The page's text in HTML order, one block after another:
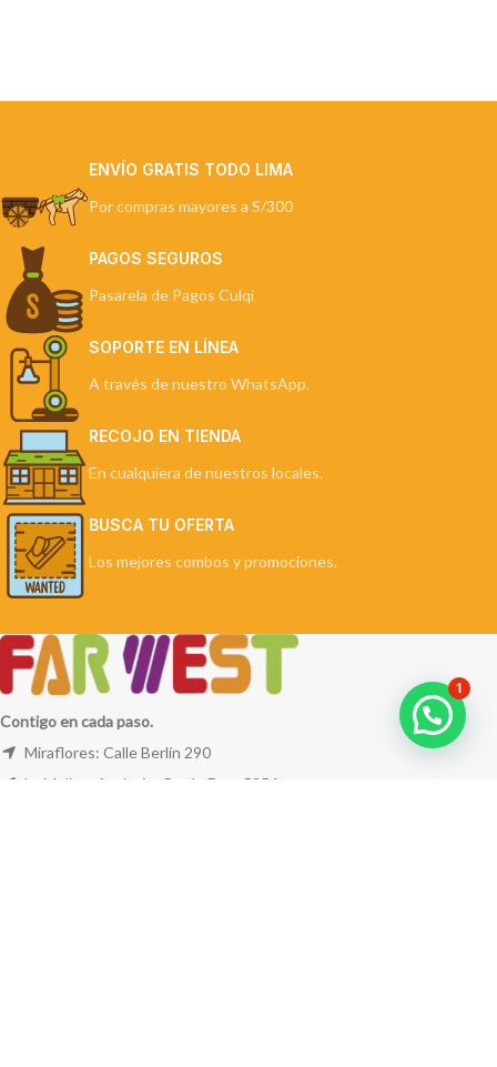
ENVÍO GRATIS TODO LIMA
Por compras mayores a S/300
PAGOS SEGUROS
Pasarela de Pagos Culqi
SOPORTE EN LÍNEA
A través de nuestro WhatsApp.
RECOJO EN TIENDA
En cualquiera de nuestros locales.
BUSCA TU OFERTA
Los mejores combos y promociones.
Contigo en cada paso.
Miraflores: Calle Berlín 290
La Molina: Av. Javier Prado Este 5254
1